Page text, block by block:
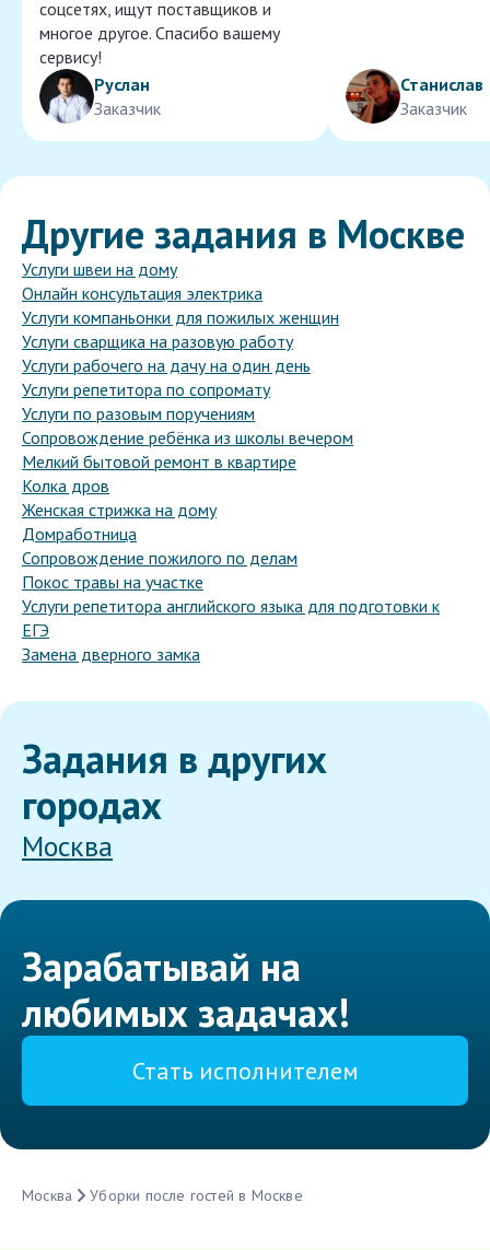
соцсетях, ищут поставщиков и
многое другое. Спасибо вашему
сервису!
Руслан
Заказчик
Станислав
Заказчик
Другие задания в Москве
Услуги швеи на дому
Онлайн консультация электрика
Услуги компаньонки для пожилых женщин
Услуги сварщика на разовую работу
Услуги рабочего на дачу на один день
Услуги репетитора по сопромату
Услуги по разовым поручениям
Сопровождение ребёнка из школы вечером
Мелкий бытовой ремонт в квартире
Колка дров
Женская стрижка на дому
Домработница
Сопровождение пожилого по делам
Покос травы на участке
Услуги репетитора английского языка для подготовки к
ЕГЭ
Замена дверного замка
Задания в других
городах
Москва
Зарабатывай на
любимых задачах!
Стать исполнителем
Москва Уборки после гостей в Москве